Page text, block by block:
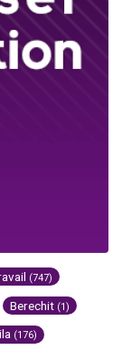
(747)
Berechit (1)
(176)